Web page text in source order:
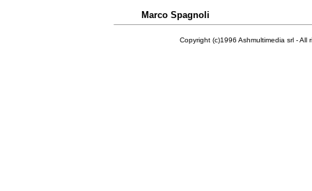
Marco Spagnoli
Copyright (c)1996 Ashmultimedia srl - All